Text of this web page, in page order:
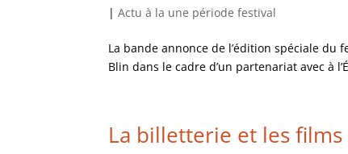
|Actu à la une période festival
La bande annonce de l’édition spéciale du
Blin dans le cadre d’un partenariat avec à
La billetterie et les